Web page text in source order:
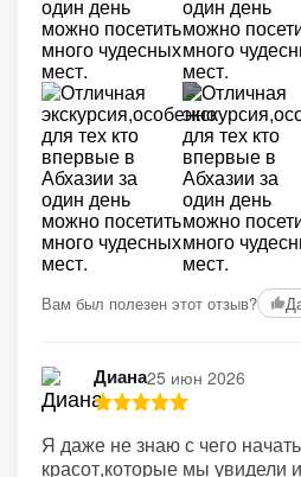
Вам был полезен этот отзыв?
Диана25 июн 2026
Я даже не знаю с чего
красот,которые мы увидели